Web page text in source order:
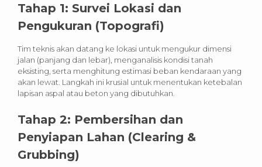
Tahap 1: Survei Lokasi dan
Pengukuran (Topografi)
Tim teknis akan datang ke lokasi untuk mengukur dimensi
jalan (panjang dan lebar), menganalisis kondisi tanah
eksisting, serta menghitung estimasi beban kendaraan yang
akan lewat. Langkah ini krusial untuk menentukan ketebalan
lapisan aspal atau beton yang dibutuhkan.
Tahap 2: Pembersihan dan
Penyiapan Lahan (Clearing &
Grubbing)